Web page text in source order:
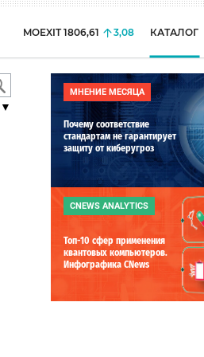
MOEXIT 1806,61 3,08 КАТАЛОГ
МНЕНИЕ МЕСЯЦА
Почему соответствие
стандартам не гарантирует
защиту от киберугроз
CNEWS ANALYTICS
Топ-10 сфер применения
квантовых компьютеров.
Инфографика CNews